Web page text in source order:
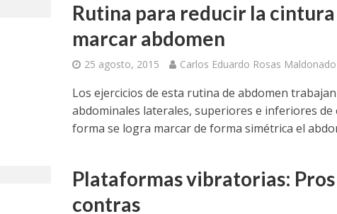
Rutina para reducir la
marcar abdomen
25 agosto, 2015 Carlos Eduardo Rosas Maldonado
Los ejercicios de esta rutina de abdomen
abdominales laterales, superiores e inferiores de
forma se logra marcar de forma simétrica el
Plataformas vibratorias:
contras